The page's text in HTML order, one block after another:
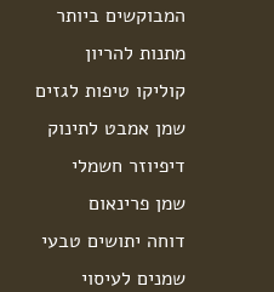
המבוקשים ביותר
מתנות להריון
קוליקו טיפות לגזים
שמן אמבט לתינוק
דיפיוזר חשמלי
שמן פרינאום
דוחה יתושים טבעי
שמנים לעיסוי